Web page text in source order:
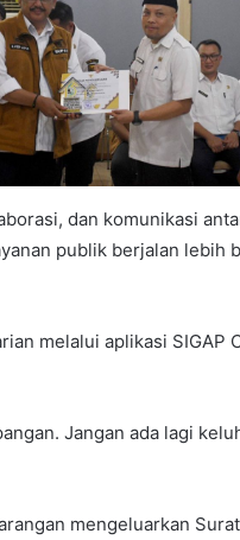
dan komunikasi
publik berjalan lebih
melalui aplikasi SIGAP
Jangan ada lagi
mengeluarkan